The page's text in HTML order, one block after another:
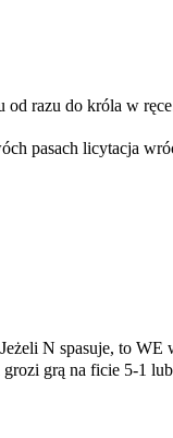
od razu do króla w
pasach licytacja
N spasuje, to
grozi grą na ficie 5-1